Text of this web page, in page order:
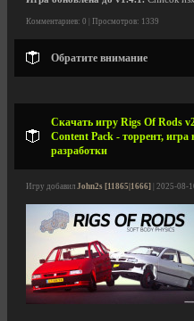
Комментариев: 0 | Просмотров: 1339
Обратите внимание
Скачать игру Rigs Of Rods
Content Pack - торрент, игра
разработки
Игру добавил John2s [11865|1666] | 2025-08-